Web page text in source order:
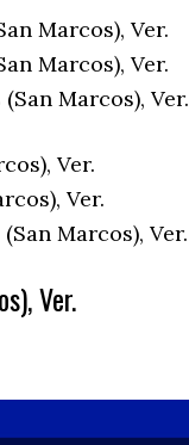
Marcos), Ver.
Marcos), Ver.
Marcos), Ver.
Ver.
Ver.
Marcos), Ver.
Ver.